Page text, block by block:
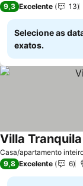
9,3 Excelente 13
Selecione as
exatos.
Casa/apartamento
Villa
9,8 Excelente 6